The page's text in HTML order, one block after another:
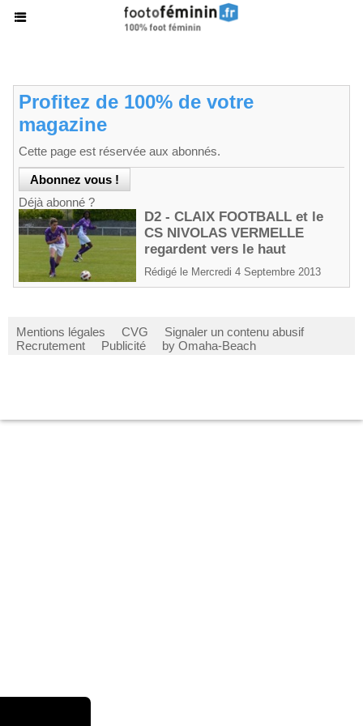
Profitez de 100% de votre
magazine
Cette page est réservée aux abonnés.
Déjà abonné ?
D2 - CLAIX FOOTBALL et le
CS NIVOLAS VERMELLE
regardent vers le haut
Rédigé le Mercredi 4 Septembre 2013
Mentions légales CVG
Signaler un contenu abusif
Recrutement
Publicité by Omaha-Beach